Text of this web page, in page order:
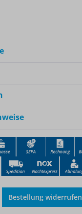
Bestellung widerrufen